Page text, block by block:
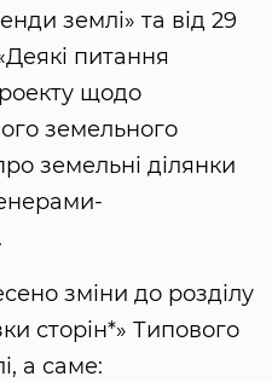
землі» та від 29
питання
щодо
земельного
земельні ділянки
зміни до розділу
сторін*» Типового
а саме: